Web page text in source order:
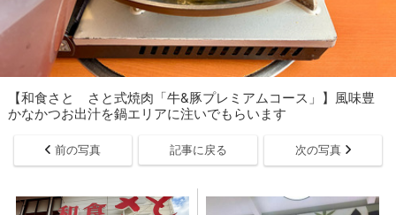
【和食さと さと式焼肉「牛&豚プレミアムコース」】風味豊
かなかつお出汁を鍋エリアに注いでもらいます
前の写真 記事に戻る 次の写真